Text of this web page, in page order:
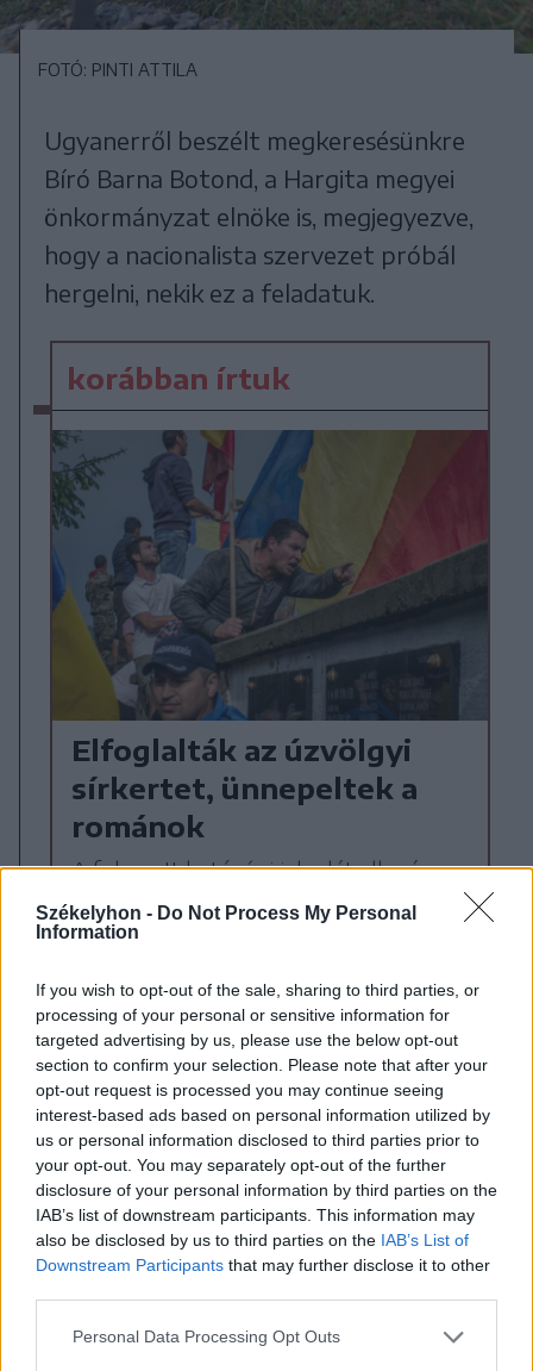
Székelyhon - Do Not Process My Personal
Information
If you wish to opt-out of the sale, sharing to third parties, or
processing of your personal or sensitive information for
targeted advertising by us, please use the below opt-out
section to confirm your selection. Please note that after your
opt-out request is processed you may continue seeing
interest-based ads based on personal information utilized by
us or personal information disclosed to third parties prior to
your opt-out. You may separately opt-out of the further
disclosure of your personal information by third parties on the
IAB’s list of downstream participants. This information may
also be disclosed by us to third parties on the IAB’s List of
Downstream Participants that may further disclose it to other
Personal Data Processing Opt Outs
FOTÓ: PINTI ATTILA
Ugyanerről beszélt megkeresésünkre
Bíró Barna Botond, a Hargita megyei
önkormányzat elnöke is, megjegyezve,
hogy a nacionalista szervezet próbál
hergelni, nekik ez a feladatuk.
korábban írtuk
Elfoglalták az úzvölgyi
sírkertet, ünnepeltek a
románok
A fokozott hatósági jelenlét ellenére a
feldühödött románok kitörték az
úzvölgyi temető kapuját és
mogyorófa kereszteket és elfoglalták
a temetőt.
korábban írtuk